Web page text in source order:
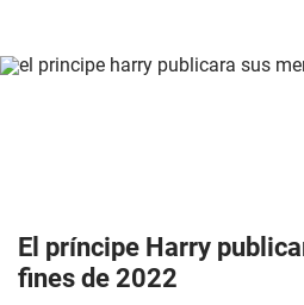
El príncipe Harry
fines de 2022